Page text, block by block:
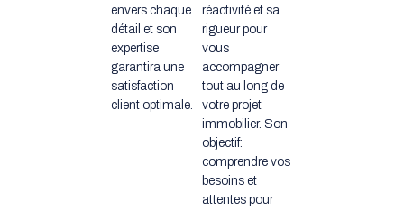
envers chaque
détail et son
expertise
garantira une
satisfaction
client optimale.
réactivité et sa
rigueur pour
vous
accompagner
tout au long de
votre projet
immobilier. Son
objectif:
comprendre vos
besoins et
attentes pour